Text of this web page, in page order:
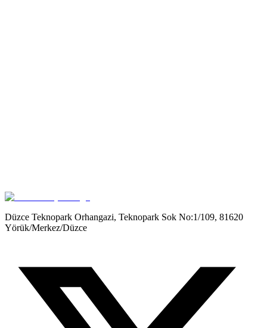
Google Play
Düzce Teknopark Orhangazi, Teknopark Sok No:1/109, 81620
Yörük/Merkez/Düzce